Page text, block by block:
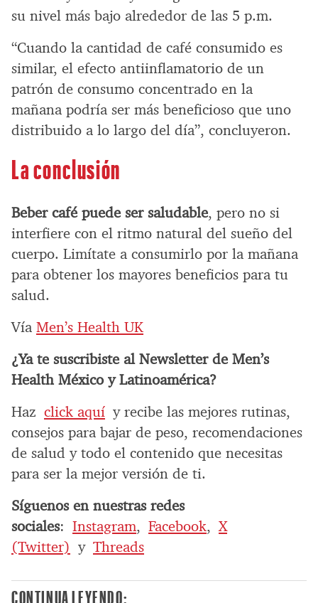
su nivel más bajo alrededor de las 5 p.m.
“Cuando la cantidad de café consumido es
similar, el efecto antiinflamatorio de un
patrón de consumo concentrado en la
mañana podría ser más beneficioso que uno
distribuido a lo largo del día”, concluyeron.
La conclusión
Beber café puede ser saludable, pero no si
interfiere con el ritmo natural del sueño del
cuerpo. Limítate a consumirlo por la mañana
para obtener los mayores beneficios para tu
salud.
Vía Men’s Health UK
¿Ya te suscribiste al Newsletter de Men’s
Health México y Latinoamérica?
Haz click aquí y recibe las mejores rutinas,
consejos para bajar de peso, recomendaciones
de salud y todo el contenido que necesitas
para ser la mejor versión de ti.
Síguenos en nuestras redes
sociales: Instagram, Facebook,X
(Twitter) y Threads
CONTINUA LEYENDO: